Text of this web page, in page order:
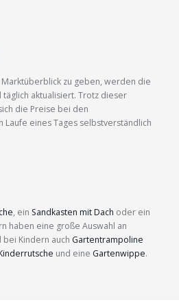
zu geben, werden die
täglich aktualisiert. Trotz dieser
die Preise bei den
eines Tages selbstverständlich
, ein Sandkasten mit Dach oder ein
haben eine große Auswahl an
Kindern auch Gartentrampoline
und eine Gartenwippe.